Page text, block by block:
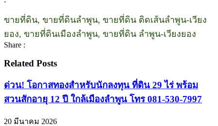
ขายที่ดิน, ขายที่ดินลำพูน, ขายที่ดิน ติดเส้นลำพูน-เวียง
ยอง, ขายที่ดินเมืองลำพูน, ขายที่ดิน ลำพูน-เวียงยอง
Share :
Related Posts
ด่วน! โอกาสทองสำหรับนักลงทุน ที่ดิน 29 ไร่ พร้อม
สวนสักอายุ 12 ปี ใกล้เมืองลำพูน โทร 081-530-7997
20 มีนาคม 2026